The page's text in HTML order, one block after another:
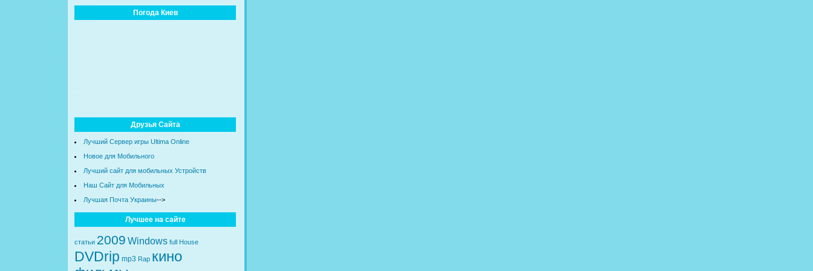
Погода Киев
Друзья Сайта
Лучший Сервер игры Ultima Online
Новое для Мобильного
Лучший сайт для мобильных Устройств
Наш Сайт для Мобильных
Лучшая Почта Украины-->
Лучшее на сайте
статьи 2009 Windows full House
DVDrip mp3 Rap кино